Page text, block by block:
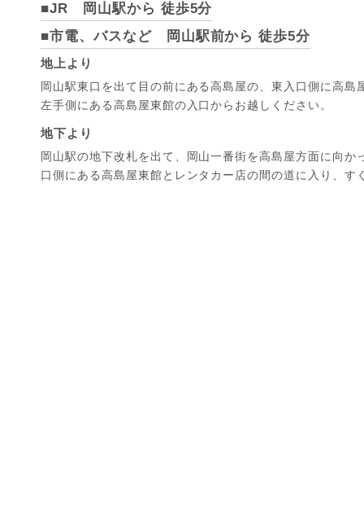
■JR 岡山駅から 徒歩5分
■市電、バスなど 岡山駅前から 徒歩5分
地上より
岡山駅東口を出て目の前にある高島屋の、東入口側に高
左手側にある高島屋東館の入口からお越しください。
地下より
岡山駅の地下改札を出て、岡山一番街を高島屋方面に向
口側にある高島屋東館とレンタカー店の間の道に入り、